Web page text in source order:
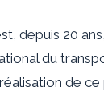
depuis 20
du
de